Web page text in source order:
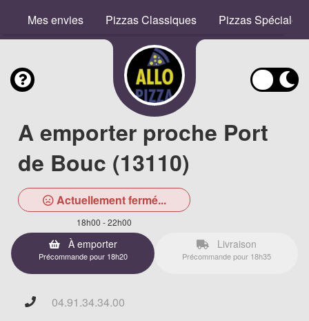
Mes envies Pizzas Classiques Pizzas Spéciales
A emporter proche Port
de Bouc (13110)
Actuellement fermé...
18h00 - 22h00
À emporter
Précommande pour 18h20
Livraison
Précommande pour 18h35
04.91.34.34.00